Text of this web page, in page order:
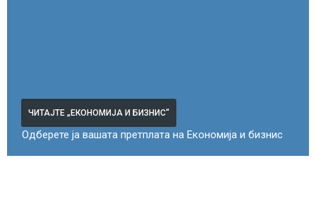
ЧИТАЈТЕ „ЕКОНОМИЈА И БИЗНИС“
Одберете ја вашата претплата на Економија и бизнис